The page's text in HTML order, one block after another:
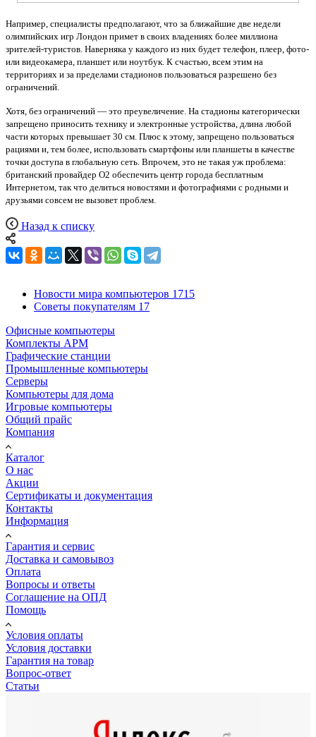
Например, специалисты предполагают, что за ближайшие две недели
олимпийских игр Лондон примет в своих владениях более миллиона
зрителей-туристов. Наверняка у каждого из них будет телефон, плеер, фото-
или видеокамера, планшет или ноутбук. К счастью, всем этим на
территориях и за пределами стадионов пользоваться разрешено без
ограничений.
Хотя, без ограничений — это преувеличение. На стадионы категорически
запрещено приносить технику и электронные устройства, длина любой
части которых превышает 30 см. Плюс к этому, запрещено пользоваться
рациями и, тем более, использовать смартфоны или планшеты в качестве
точки доступа в глобальную сеть. Впрочем, это не такая уж проблема:
британский провайдер О2 обеспечить центр города бесплатным
Интернетом, так что делиться новостями и фотографиями с родными и
друзьями совсем не вызовет проблем.
Назад к списку
Новости мира компьютеров 1715
Советы покупателям 17
Офисные компьютеры
Комплекты АРМ
Графические станции
Промышленные компьютеры
Серверы
Компьютеры для дома
Игровые компьютеры
Общий прайс
Компания
Каталог
О нас
Акции
Сертификаты и документация
Контакты
Информация
Гарантия и сервис
Доставка и самовывоз
Оплата
Вопросы и ответы
Соглашение на ОПД
Помощь
Условия оплаты
Условия доставки
Гарантия на товар
Вопрос-ответ
Статьи